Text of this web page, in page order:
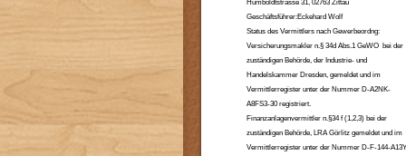
Humboldtstrasse 31, 02763 Zittau
Geschäftsführer:Eckehard Wolf
Status des Vermittlers nach Gewerbeordng:
Versicherungsmakler n.§ 34d Abs.1 GeWO bei der
zuständigen Behörde, der Industrie- und
Handelskammer Dresden, gemeldet und im
Vermittlerregister unter der Nummer D-A2NK-
A8FS3-30 registriert.
Finanzanlagenvermittler n.§34 f (1,2,3) bei der
zuständigen Behörde, LRA Görlitz gemeldet und im
Vermittlerregister unter der Nummer D-F-144-